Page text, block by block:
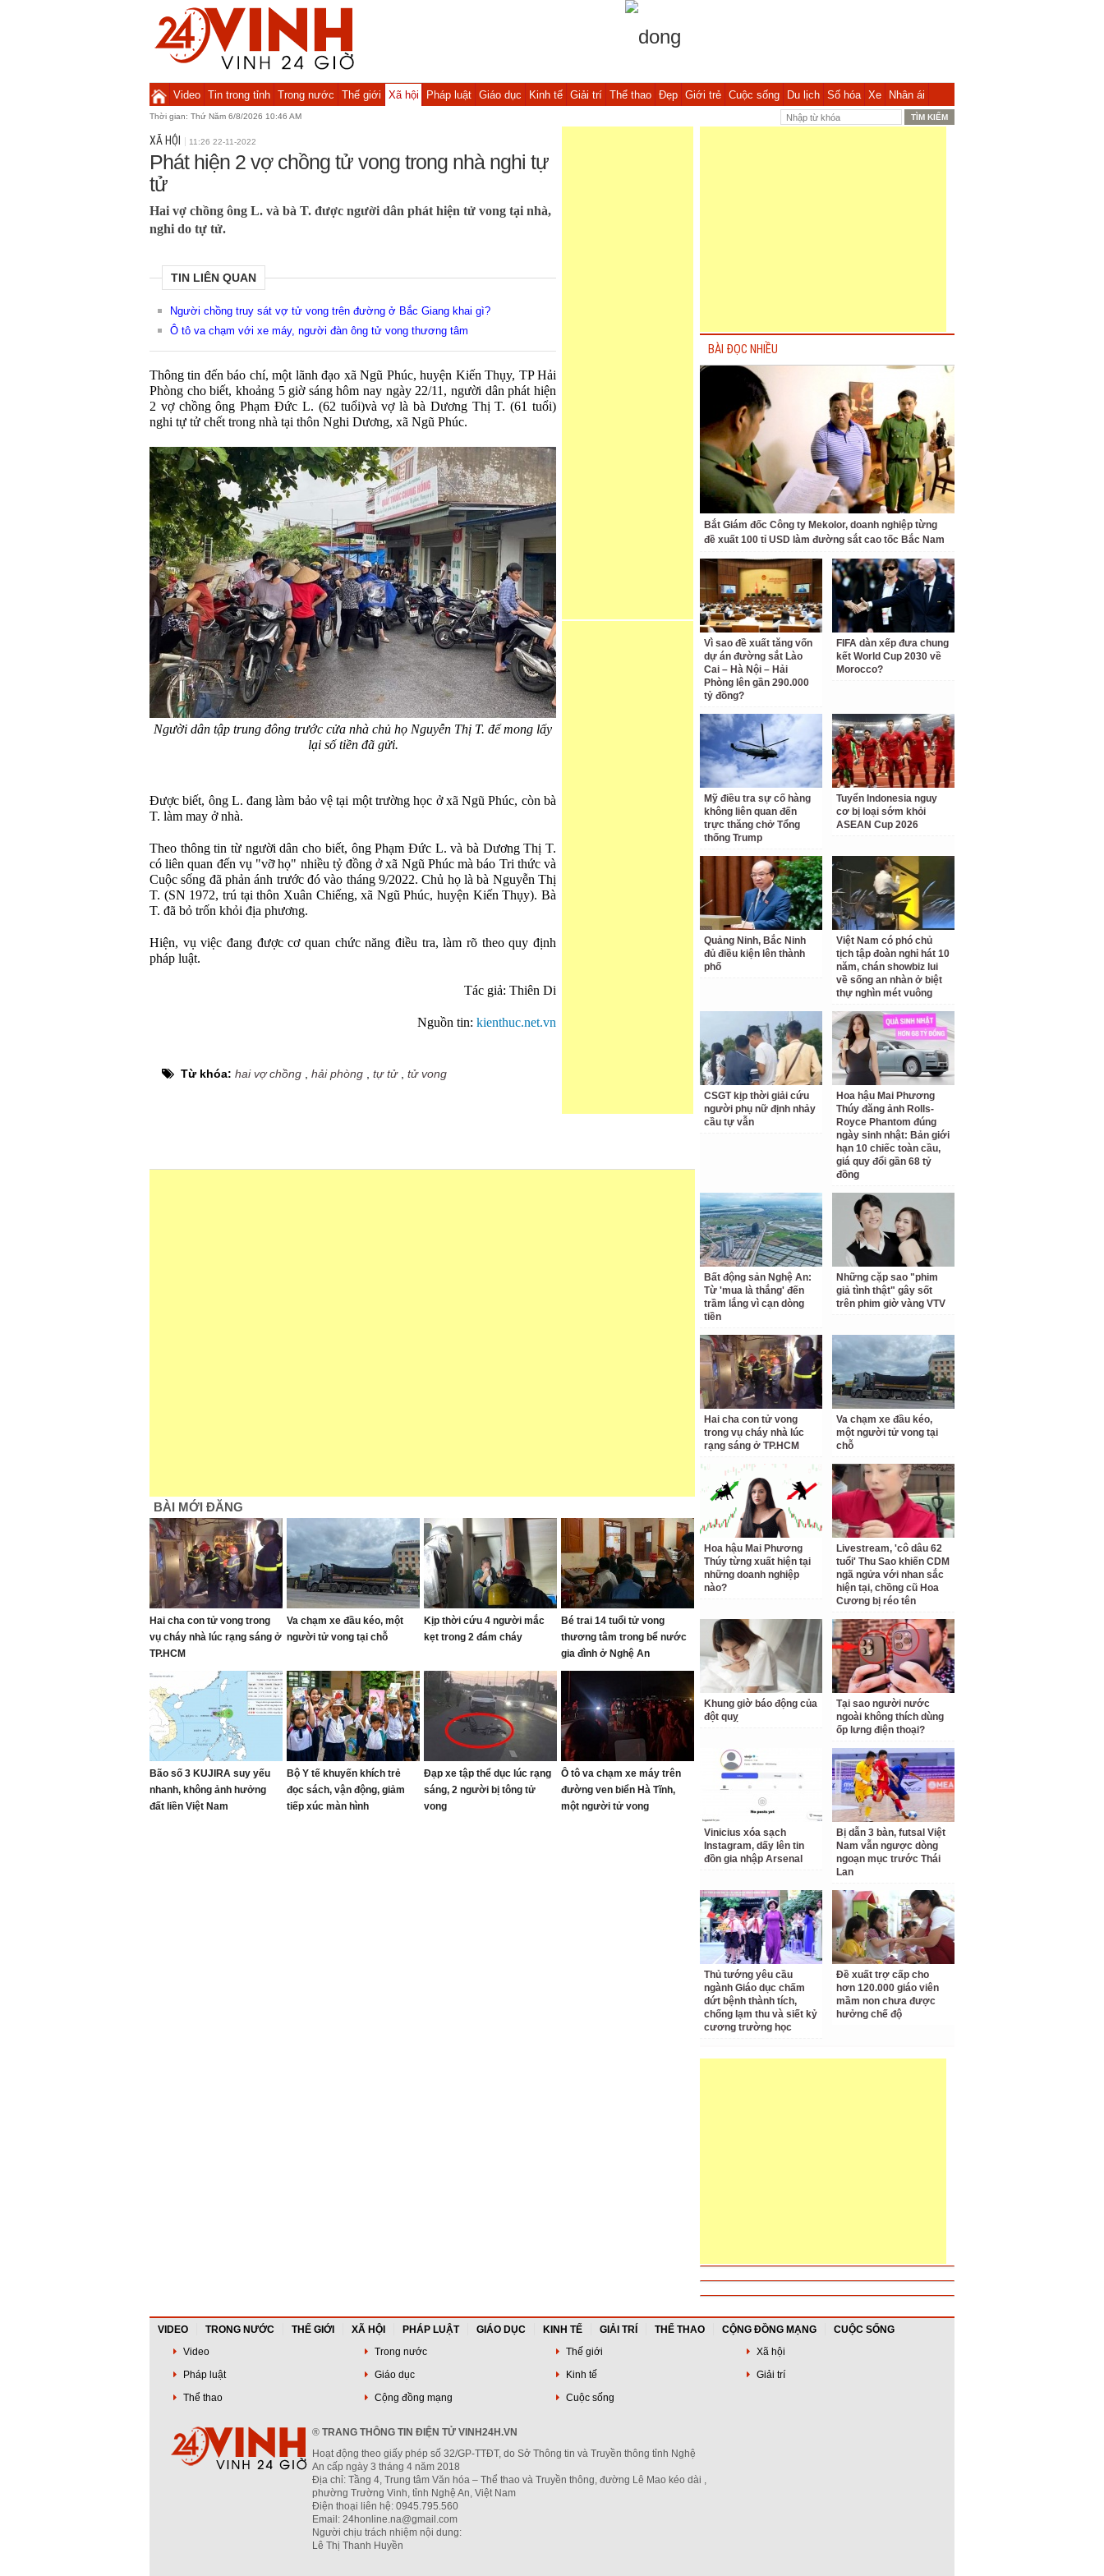
Video Tin trong tỉnh Trong nước Thế giới Xã hội Pháp luật Giáo dục Kinh tế Giải trí Thể thao Đẹp Giới trẻ Cuộc sống Du lịch Số hóa Xe Nhân ái
Thời gian: Thứ Năm 6/8/2026 10:46 AM
XÃ HỘI 11:26 22-11-2022
Phát hiện 2 vợ chồng tử vong trong nhà nghi tự
tử
Hai vợ chồng ông L. và bà T. được người dân phát hiện tử vong tại nhà,
nghi do tự tử.
TIN LIÊN QUAN
Người chồng truy sát vợ tử vong trên đường ở Bắc Giang khai gì?
Ô tô va chạm với xe máy, người đàn ông tử vong thương tâm
Thông tin đến báo chí, một lãnh đạo xã Ngũ Phúc, huyện Kiến Thụy, TP Hải
Phòng cho biết, khoảng 5 giờ sáng hôm nay ngày 22/11, người dân phát hiện
2 vợ chồng ông Phạm Đức L. (62 tuổi)và vợ là bà Dương Thị T. (61 tuổi)
nghi tự tử chết trong nhà tại thôn Nghi Dương, xã Ngũ Phúc.
Người dân tập trung đông trước cửa nhà chủ họ Nguyễn Thị T. để mong lấy
lại số tiền đã gửi.
Được biết, ông L. đang làm bảo vệ tại một trường học ở xã Ngũ Phúc, còn bà
T. làm may ở nhà.
Theo thông tin từ người dân cho biết, ông Phạm Đức L. và bà Dương Thị T.
có liên quan đến vụ "vỡ họ" nhiều tỷ đồng ở xã Ngũ Phúc mà báo Tri thức và
Cuộc sống đã phản ánh trước đó vào tháng 9/2022. Chủ họ là bà Nguyễn Thị
T. (SN 1972, trú tại thôn Xuân Chiếng, xã Ngũ Phúc, huyện Kiến Thụy). Bà
T. đã bỏ trốn khỏi địa phương.
Hiện, vụ việc đang được cơ quan chức năng điều tra, làm rõ theo quy định
pháp luật.
Tác giả: Thiên Di
Nguồn tin: kienthuc.net.vn
Từ khóa: hai vợ chồng hải phòng tự tử, tử vong
BÀI MỚI ĐĂNG
Hai cha con tử vong trong
vụ cháy nhà lúc rạng sáng ở
TP.HCM
Va chạm xe đầu kéo, một
người tử vong tại chỗ
Kịp thời cứu 4 người mắc
kẹt trong 2 đám cháy
Bé trai 14 tuổi tử vong
thương tâm trong bể nước
gia đình ở Nghệ An
Bão số 3 KUJIRA suy yếu
nhanh, không ảnh hưởng
đất liền Việt Nam
Bộ Y tế khuyến khích trẻ
đọc sách, vận động, giảm
tiếp xúc màn hình
Đạp xe tập thể dục lúc rạng
sáng, 2 người bị tông tử
vong
Ô tô va chạm xe máy trên
đường ven biển Hà Tĩnh,
một người tử vong
BÀI ĐỌC NHIỀU
Bắt Giám đốc Công ty Mekolor, doanh nghiệp từng
đề xuất 100 tỉ USD làm đường sắt cao tốc Bắc Nam
Vì sao đề xuất tăng vốn
dự án đường sắt Lào
Cai – Hà Nội – Hải
Phòng lên gần 290.000
tỷ đồng?
FIFA dàn xếp đưa chung
kết World Cup 2030 về
Morocco?
Mỹ điều tra sự cố hàng
không liên quan đến
trực thăng chở Tổng
thống Trump
Tuyển Indonesia nguy
cơ bị loại sớm khỏi
ASEAN Cup 2026
Quảng Ninh, Bắc Ninh
đủ điều kiện lên thành
phố
Việt Nam có phó chủ
tịch tập đoàn nghỉ hát 10
năm, chán showbiz lui
về sống an nhàn ở biệt
thự nghìn mét vuông
CSGT kịp thời giải cứu
người phụ nữ định nhảy
cầu tự vẫn
Hoa hậu Mai Phương
Thúy đăng ảnh Rolls-
Royce Phantom đúng
ngày sinh nhật: Bản giới
hạn 10 chiếc toàn cầu,
giá quy đổi gần 68 tỷ
đồng
Bất động sản Nghệ An:
Từ 'mua là thắng' đến
trầm lắng vì cạn dòng
tiền
Những cặp sao "phim
giả tình thật" gây sốt
trên phim giờ vàng VTV
Hai cha con tử vong
trong vụ cháy nhà lúc
rạng sáng ở TP.HCM
Va chạm xe đầu kéo,
một người tử vong tại
chỗ
Hoa hậu Mai Phương
Thúy từng xuất hiện tại
những doanh nghiệp
nào?
Livestream, 'cô dâu 62
tuổi' Thu Sao khiến CDM
ngã ngửa với nhan sắc
hiện tại, chồng cũ Hoa
Cương bị réo tên
Khung giờ báo động của
đột quỵ
Tại sao người nước
ngoài không thích dùng
ốp lưng điện thoại?
Vinicius xóa sạch
Instagram, dấy lên tin
đồn gia nhập Arsenal
Bị dẫn 3 bàn, futsal Việt
Nam vẫn ngược dòng
ngoạn mục trước Thái
Lan
Thủ tướng yêu cầu
ngành Giáo dục chấm
dứt bệnh thành tích,
chống lạm thu và siết kỷ
cương trường học
Đề xuất trợ cấp cho
hơn 120.000 giáo viên
mầm non chưa được
hưởng chế độ
VIDEO TRONG NƯỚC THẾ GIỚI XÃ HỘI PHÁP LUẬT GIÁO DỤC KINH TẾ GIẢI TRÍ THỂ THAO CỘNG ĐỒNG MẠNG
CUỘC SỐNG
Video
Trong nước Thế giới
Xã hội
Pháp luật
Giáo dục Kinh tế
Giải trí
Thể thao
Cộng đồng mạng Cuộc sống
® TRANG THÔNG TIN ĐIỆN TỬ VINH24H.VN
Hoạt động theo giấy phép số 32/GP-TTĐT, do Sở Thông tin và Truyền thông tỉnh Nghệ
An cấp ngày 3 tháng 4 năm 2018
Địa chỉ: Tầng 4, Trung tâm Văn hóa – Thể thao và Truyền thông, đường Lê Mao kéo dài ,
phường Trường Vinh, tỉnh Nghệ An, Việt Nam
Điện thoại liên hệ: 0945.795.560
Email: 24honline.na@gmail.com
Người chịu trách nhiệm nội dung:
Lê Thị Thanh Huyền